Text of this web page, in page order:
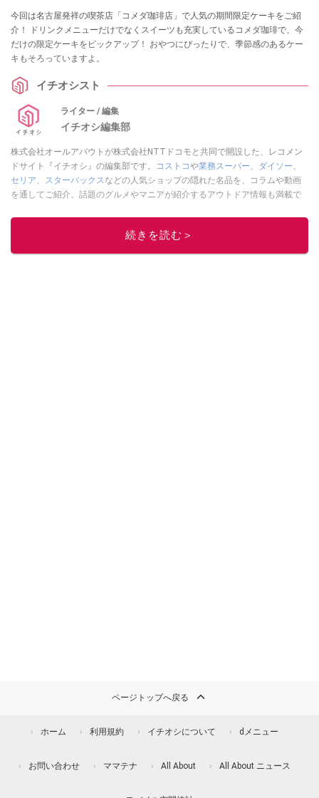
今回は名古屋発祥の喫茶店「コメダ珈琲店」で人気の期間限定ケーキをご紹
介！ ドリンクメニューだけでなくスイーツも充実しているコメダ珈琲で、今
だけの限定ケーキをピックアップ！ おやつにぴったりで、季節感のあるケー
キもそろっていますよ。
イチオシスト
ライター / 編集
イチオシ編集部
株式会社オールアバウトが株式会社NTTドコモと共同で開設した、レコメン
ドサイト『イチオシ』の編集部です。
コストコや業務スーパー、 ダイソー、
セリア、 スターバックスなどの人気ショップの隠れた名品を、コラムや動画
を通してご紹介。話題のグルメやマニアが紹介するアウトドア情報も満載で
レビューしています。毎日トレンド情報をお届けしているので、ぜひ
してください！続きを読む＞
ページトップへ戻る
ホーム 利用規約 イチオシについて dメニュー
お問い合わせ ママテナ All About All About ニュース